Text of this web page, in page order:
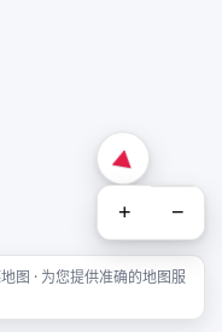
+ −
图 · 为您提供准确的地图服